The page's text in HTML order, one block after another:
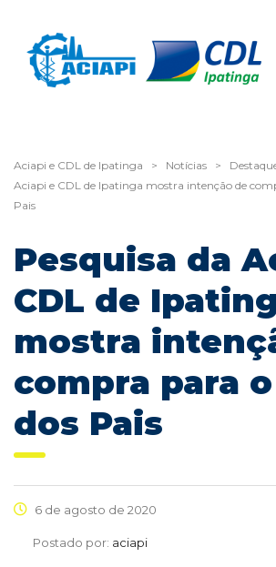
Aciapi e CDL de Ipatinga > Notícias >
Aciapi e CDL de Ipatinga mostra intenção de
Pais
Pesquisa da
CDL de
mostra
compra para
dos Pais
6 de agosto de 2020
Postado por: aciapi